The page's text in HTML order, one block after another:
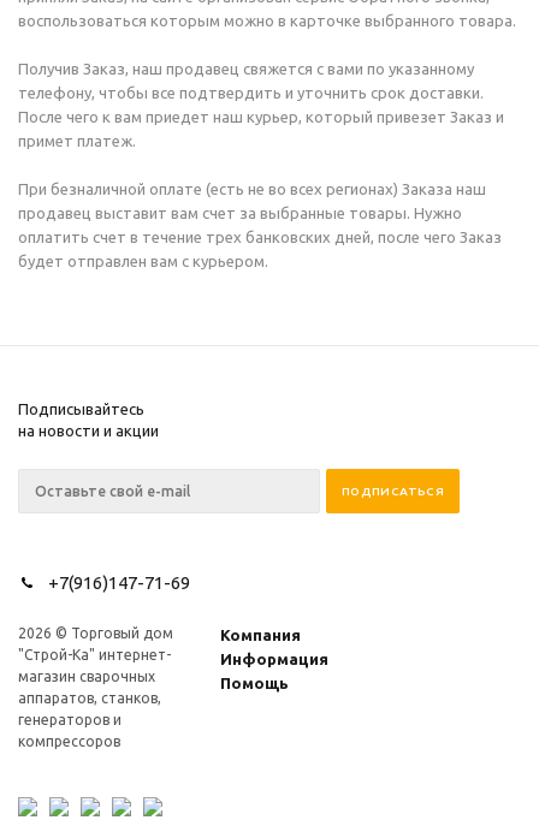
воспользоваться которым можно в карточке выбранного товара.
Получив Заказ, наш продавец свяжется с вами по указанному
телефону, чтобы все подтвердить и уточнить срок доставки.
После чего к вам приедет наш курьер, который привезет Заказ и
примет платеж.
При безналичной оплате (есть не во всех регионах) Заказа наш
продавец выставит вам счет за выбранные товары. Нужно
оплатить счет в течение трех банковских дней, после чего Заказ
будет отправлен вам с курьером.
Подписывайтесь
на новости и акции
+7(916)147-71-69
2026 © Торговый дом
"Строй-Ка" интернет-
магазин сварочных
аппаратов, станков,
генераторов и
компрессоров
Компания
Информация
Помощь